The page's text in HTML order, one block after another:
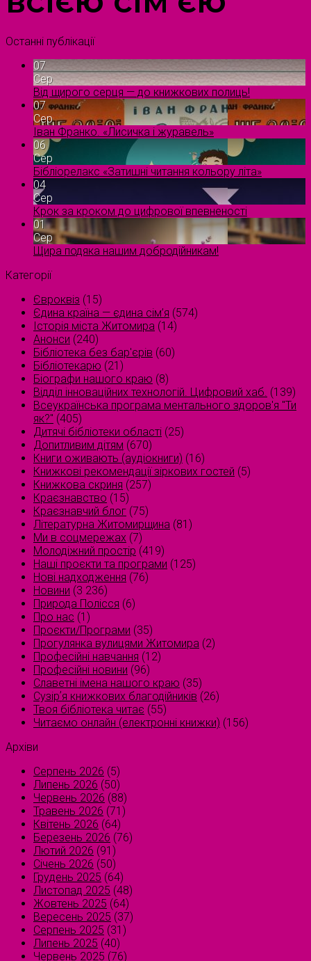
Останні публікації
07
Сер
Від щирого серця — до книжкових полиць!
07
Сер
Іван Франко. «Лисичка і журавель»
06
Сер
Бібліорелакс «Затишні читання кольору літа»
04
Сер
Крок за кроком до цифрової впевненості
01
Сер
Щира подяка нашим добродійникам!
Категорії
Євроквіз (15)
Єдина країна — єдина сім’я (574)
Історія міста Житомира (14)
Анонси (240)
Бібліотека без бар'єрів (60)
Бібліотекарю (21)
Біографи нашого краю (8)
Відділ інноваційних технологій. Цифровий хаб. (139)
Всеукраїнська програма ментального здоров'я "Ти
як?" (405)
Дитячі бібліотеки області (25)
Допитливим дітям (670)
Книги оживають (аудіокниги) (16)
Книжкові рекомендації зіркових гостей (5)
Книжкова скриня (257)
Краєзнавство (15)
Краєзнавчий блог (75)
Літературна Житомирщина (81)
Ми в соцмережах (7)
Молодіжний простір (419)
Наші проєкти та програми (125)
Нові надходження (76)
Новини (3 236)
Природа Полісся (6)
Про нас (1)
Проєкти/Програми (35)
Прогулянка вулицями Житомира (2)
Професійні навчання (12)
Професійні новини (96)
Славетні імена нашого краю (35)
Сузірʼя книжкових благодійників (26)
Твоя бібліотека читає (55)
Читаємо онлайн (електронні книжки) (156)
Архіви
Серпень 2026 (5)
Липень 2026 (50)
Червень 2026 (88)
Травень 2026 (71)
Квітень 2026 (64)
Березень 2026 (76)
Лютий 2026 (91)
Січень 2026 (50)
Грудень 2025 (64)
Листопад 2025 (48)
Жовтень 2025 (64)
Вересень 2025 (37)
Серпень 2025 (31)
Липень 2025 (40)
Червень 2025 (76)